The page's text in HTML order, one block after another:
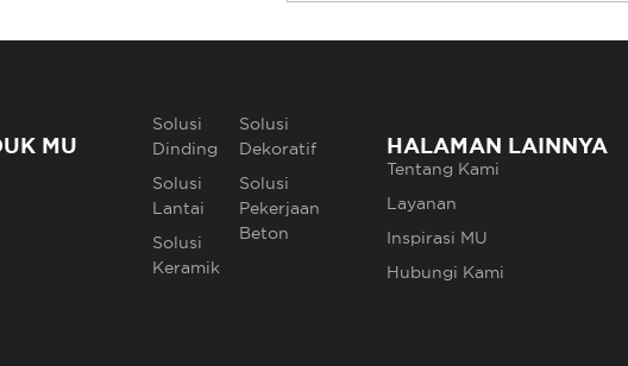
MU
Solusi
Dinding
Solusi
Lantai
Solusi
Keramik
Solusi
Dekoratif
Solusi
Pekerjaan
Beton
HALAMAN LAINNYA
Tentang Kami
Layanan
Inspirasi MU
Hubungi Kami